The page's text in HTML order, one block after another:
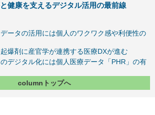
健康を支えるデジタル活用の最前線
ータの活用には個人のワクワク感や利便性の
爆剤に産官学が連携する医療DXが進む
デジタル化には個人医療データ「PHR」の有
columnトップへ